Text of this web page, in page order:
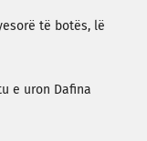
të botës, lë
e uron Dafina